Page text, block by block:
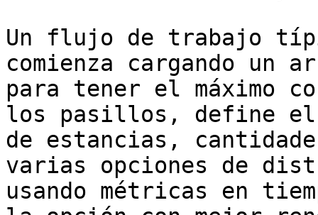
Un flujo de trabajo
comienza cargando un
para tener el máximo
los pasillos, define el
de estancias,
varias opciones de
usando métricas en